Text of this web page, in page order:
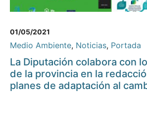
01/05/2021
Medio Ambiente, Noticias, Portada
La Diputación colabora con
de la provincia en la
planes de adaptación al